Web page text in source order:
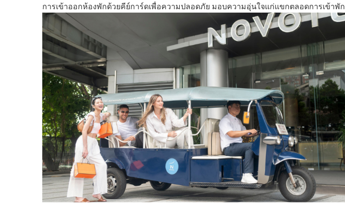
การเข้าออกห้องพักด้วยคีย์การ์ดเพื่อความปลอดภัย มอบความอุ่นใจแก่แขกตลอดการเข้าพัก